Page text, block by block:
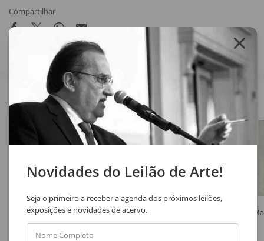
Compartilhar
Veja também
H. Motta
Casa Flor
Sem Título
Novidades do Leilão de Arte!
Seja o primeiro a receber a agenda dos próximos leilões,
exposições e novidades de acervo.
Nome Completo